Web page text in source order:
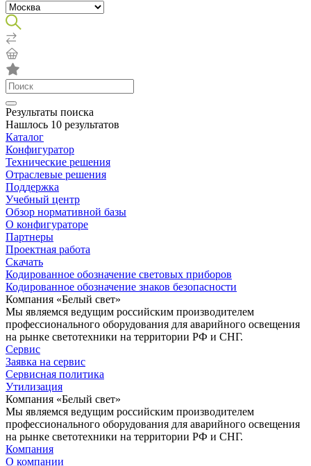
Результаты поиска
Нашлось 10 результатов
Каталог
Конфигуратор
Технические решения
Отраслевые решения
Поддержка
Учебный центр
Обзор нормативной базы
О конфигураторе
Партнеры
Проектная работа
Скачать
Кодированное обозначение световых приборов
Кодированное обозначение знаков безопасности
Компания «Белый свет»
Мы являемся ведущим российским производителем
профессионального оборудования для аварийного освещения
на рынке светотехники на территории РФ и СНГ.
Сервис
Заявка на сервис
Сервисная политика
Утилизация
Компания «Белый свет»
Мы являемся ведущим российским производителем
профессионального оборудования для аварийного освещения
на рынке светотехники на территории РФ и СНГ.
Компания
О компании